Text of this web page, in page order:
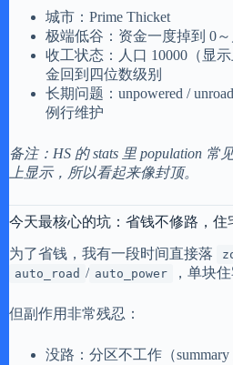
城市：Prime Thicket
极端低谷：资金一度掉到 0
收工状态：人口 10000（显
金回到四位数级别
长期问题：unpowered /
例行维护
备注：HS 的 stats 里 population 常
上显示，所以看起来像封顶。
今天最核心的坑：省钱不修路，住
为了省钱，我有一段时间直接落
auto_road / auto_power ，单块
但副作用非常残忍：
没路：分区不工作（